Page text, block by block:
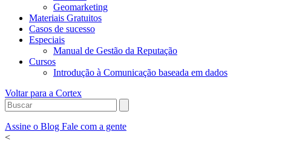
Geomarketing
Materiais Gratuitos
Casos de sucesso
Especiais
Manual de Gestão da Reputação
Cursos
Introdução à Comunicação baseada em dados
Voltar para a Cortex
Assine o Blog Fale com a gente
<